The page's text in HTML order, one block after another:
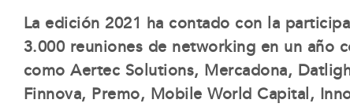
La edición 2021 ha contado con la
3.000 reuniones de networking en un año
como Aertec Solutions, Mercadona,
Finnova, Premo, Mobile World Capital,